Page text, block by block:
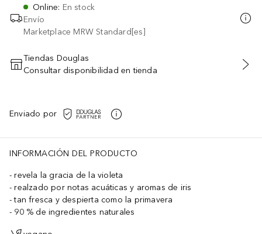
Online: En stock
Envío
Marketplace MRW Standard[es]
AÑADIR AL CARRITO
Tiendas Douglas
Consultar disponibilidad en tienda
Enviado por
INFORMACIÓN DEL PRODUCTO
revela la gracia de la violeta
realzado por notas acuáticas y aromas de iris
tan fresca y despierta como la primavera
90 % de ingredientes naturales